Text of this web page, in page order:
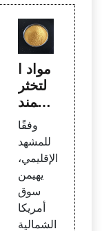
مواد ا
لتخثر
والمند
فات:
أفضل
حل لم
ياه ال
صرف
الصح
ي
وفقًا
للمشهد
الإقليمي،
يهيمن
سوق
أمريكا
الشمالية